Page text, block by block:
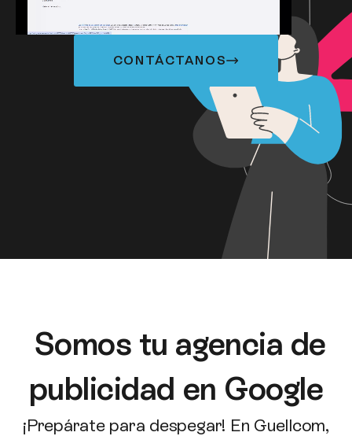
CONTÁCTANOS
Somos tu agencia de
publicidad en Google
¡Prepárate para despegar! En Guellcom,